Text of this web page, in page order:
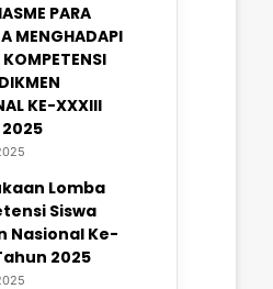
PARA
MENGHADAPI
KE-XXXIII
2025
Lomba
Siswa
Nasional Ke-
2025